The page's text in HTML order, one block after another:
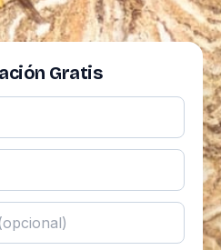
Gratis